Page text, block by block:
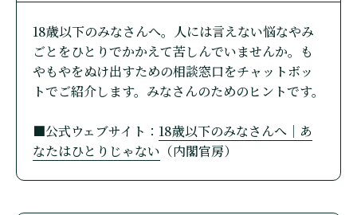
18歳以下のみなさんへ。人には言えない悩なやみ
ごとをひとりでかかえて苦しんでいませんか。も
やもやをぬけ出すための相談窓口をチャットボッ
トでご紹介します。みなさんのためのヒントです。
■公式ウェブサイト： 18歳以下のみなさんへ｜あ
なたはひとりじゃない （内閣官房）